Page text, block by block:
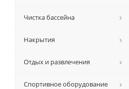
Чистка бассейна
Накрытия
Отдых и развлечения
Спортивное оборудование